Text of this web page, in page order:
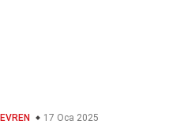
EVREN 17 Oca 2025